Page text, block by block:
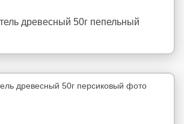
древесный 50г пепельный